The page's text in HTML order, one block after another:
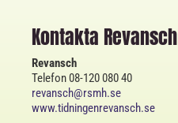
Kontakta Revansch
Revansch
Telefon 08-120 080 40
revansch@rsmh.se
www.tidningenrevansch.se